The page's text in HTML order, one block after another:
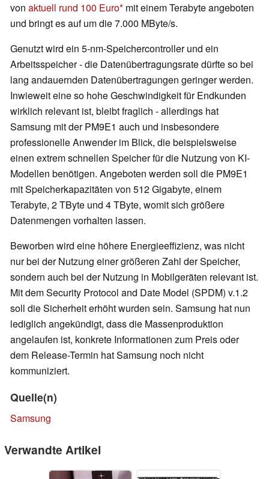
von aktuell rund 100 Euro mit einem Terabyte angeboten
und bringt es auf um die 7.000 MByte/s.
Genutzt wird ein 5-nm-Speichercontroller und ein
Arbeitsspeicher - die Datenübertragungsrate dürfte so bei
lang andauernden Datenübertragungen geringer werden.
Inwieweit eine so hohe Geschwindigkeit für Endkunden
wirklich relevant ist, bleibt fraglich - allerdings hat
Samsung mit der PM9E1 auch und insbesondere
professionelle Anwender im Blick, die beispielsweise
einen extrem schnellen Speicher für die Nutzung von KI-
Modellen benötigen. Angeboten werden soll die PM9E1
mit Speicherkapazitäten von 512 Gigabyte, einem
Terabyte, 2 TByte und 4 TByte, womit sich größere
Datenmengen vorhalten lassen.
Beworben wird eine höhere Energieeffizienz, was nicht
nur bei der Nutzung einer größeren Zahl der Speicher,
sondern auch bei der Nutzung in Mobilgeräten relevant ist.
Mit dem Security Protocol and Date Model (SPDM) v.1.2
soll die Sicherheit erhöht wurden sein. Samsung hat nun
lediglich angekündigt, dass die Massenproduktion
angelaufen ist, konkrete Informationen zum Preis oder
dem Release-Termin hat Samsung noch nicht
kommuniziert.
Quelle(n)
Samsung
Verwandte Artikel